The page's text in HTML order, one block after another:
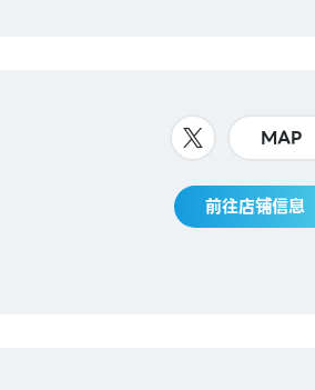
MAP
前往店铺信息